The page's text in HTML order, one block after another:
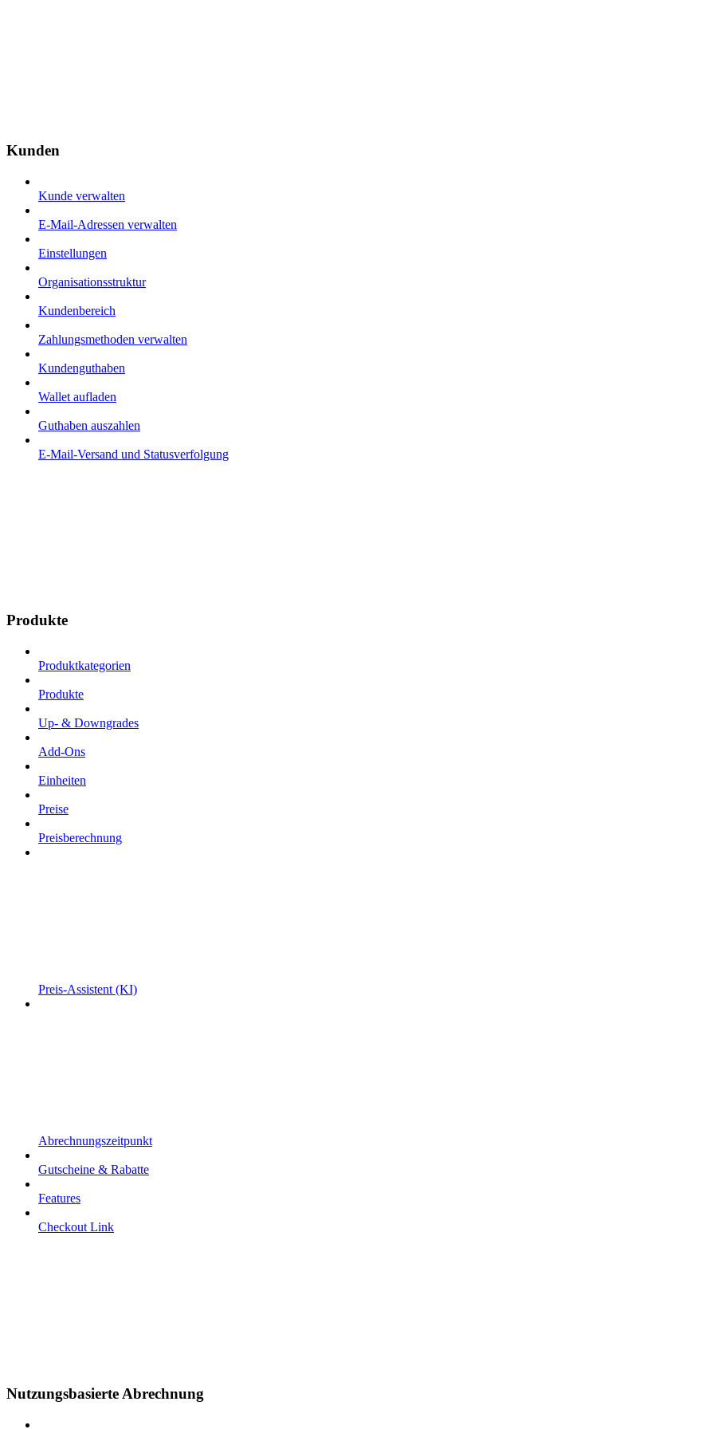
Kunden
Kunde verwalten
E-Mail-Adressen verwalten
Einstellungen
Organisationsstruktur
Kundenbereich
Zahlungsmethoden verwalten
Kundenguthaben
Wallet aufladen
Guthaben auszahlen
E-Mail-Versand und Statusverfolgung
Produkte
Produktkategorien
Produkte
Up- & Downgrades
Add-Ons
Einheiten
Preise
Preisberechnung
Preis-Assistent (KI)
Abrechnungszeitpunkt
Gutscheine & Rabatte
Features
Checkout Link
Nutzungsbasierte Abrechnung